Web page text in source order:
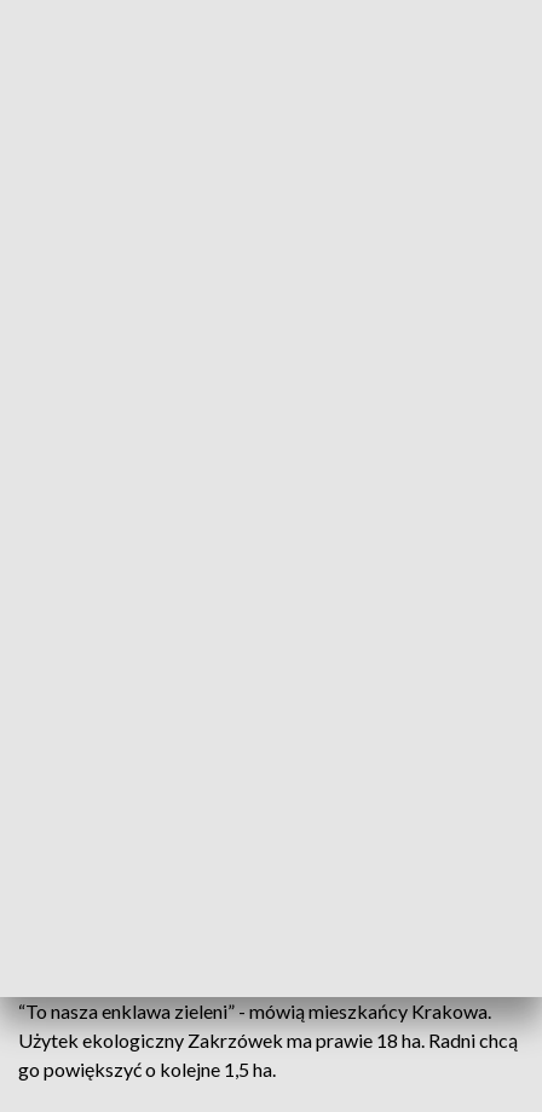
“To nasza enklawa zieleni” - mówią mieszkańcy Krakowa.
Użytek ekologiczny Zakrzówek ma prawie 18 ha. Radni chcą
go powiększyć o kolejne 1,5 ha.